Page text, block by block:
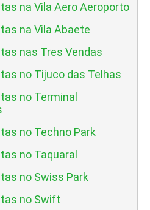
na Vila Aero Aeroporto
na Vila Abaete
nas Tres Vendas
no Tijuco das Telhas
no Terminal
no Techno Park
no Taquaral
no Swiss Park
no Swift